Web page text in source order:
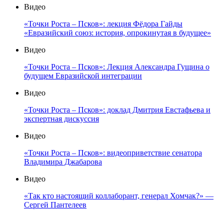
Видео
«Точки Роста – Псков»: лекция Фёдора Гайды
«Евразийский союз: история, опрокинутая в будущее»
Видео
«Точки Роста – Псков»: Лекция Александра Гущина о
будущем Евразийской интеграции
Видео
«Точки Роста – Псков»: доклад Дмитрия Евстафьева и
экспертная дискуссия
Видео
«Точки Роста – Псков»: видеоприветствие сенатора
Владимира Джабарова
Видео
«Так кто настоящий коллаборант, генерал Хомчак?» —
Сергей Пантелеев